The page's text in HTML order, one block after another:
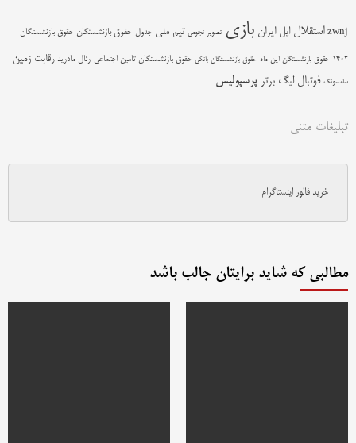
zwnj استقلال اپل ایران بازی تصویر نجومی تیم ملی جدول حقوق بازنشستگان حقوق بازنشستگان
1402 حقوق بازنشستگان این ماه حقوق بازنشستگان بانکی حقوق بازنشستگان تامین اجتماعی رئال مادرید رقابت زمین
سامسونگ فوتبال لیگ برتر پرسپولیس
تبلیغات متنی
خرید فالور اینستاگرام
مطالبی که شاید برایتان جالب باشد